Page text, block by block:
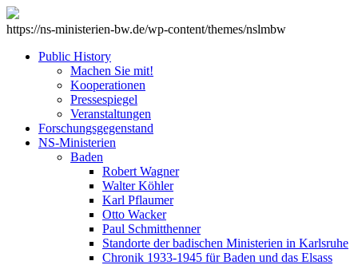
https://ns-ministerien-bw.de/wp-content/themes/nslmbw
Public History
Machen Sie mit!
Kooperationen
Pressespiegel
Veranstaltungen
Forschungsgegenstand
NS-Ministerien
Baden
Robert Wagner
Walter Köhler
Karl Pflaumer
Otto Wacker
Paul Schmitthenner
Standorte der badischen Ministerien in Karlsruhe
Chronik 1933-1945 für Baden und das Elsass